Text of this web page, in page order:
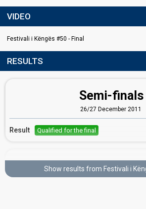
VIDEO
Festivali i Këngës #50 - Final
RESULTS
Semi-finals
26/27 December 2011
Result Qualified for the final
Final
Show results from Festivali i